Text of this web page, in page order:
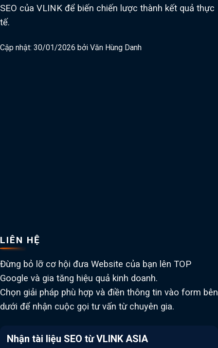
SEO của VLINK để biến chiến lược thành kết quả thực
tế.
Cập nhật: 30/01/2026 bởi Văn Hùng Danh
LIÊN HỆ
Đừng bỏ lỡ cơ hội đưa Website của bạn lên TOP
Google và gia tăng hiệu quả kinh doanh.
Chọn giải pháp phù hợp và điền thông tin vào form bên
dưới để nhận cuộc gọi tư vấn từ chuyên gia.
Nhận tài liệu SEO từ VLINK ASIA